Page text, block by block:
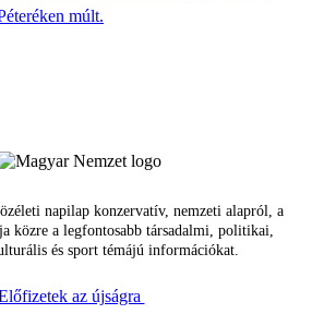
múlt.
napilap konzervatív, nemzeti alapról, a
közre a legfontosabb társadalmi, politikai,
és sport témájú információkat.
az újságra